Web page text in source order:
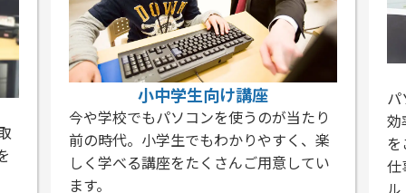
小中学生向け講座
今や学校でもパソコンを使うのが当たり
前の時代。小学生でもわかりやすく、楽
しく学べる講座をたくさんご用意してい
ます。
効
を
仕